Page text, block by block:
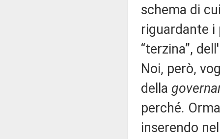
schema di
riguardante i
“terzina”,
Noi, però,
della
perché.
inserendo